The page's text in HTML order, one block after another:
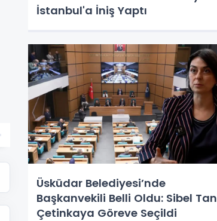
İstanbul'a İniş Yaptı
Üsküdar Belediyesi’nde
Başkanvekili Belli Oldu: Sibel Tan
Çetinkaya Göreve Seçildi